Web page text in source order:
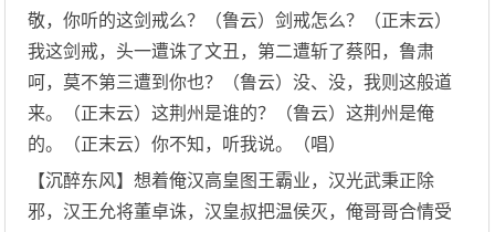
敬，你听的这剑戒么？（鲁云）剑戒怎么？（正末云）
我这剑戒，头一遭诛了文丑，第二遭斩了蔡阳，鲁肃
呵，莫不第三遭到你也？（鲁云）没、没，我则这般道
来。（正末云）这荆州是谁的？（鲁云）这荆州是俺
的。（正末云）你不知，听我说。（唱）
【沉醉东风】想着俺汉高皇图王霸业，汉光武秉正除
邪，汉王允将董卓诛，汉皇叔把温侯灭，俺哥哥合情受